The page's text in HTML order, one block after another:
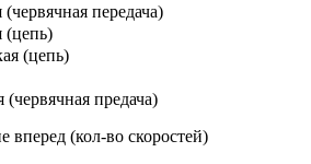
передача)
(цепь)
(цепь)
предача)
вперед (кол-во скоростей)